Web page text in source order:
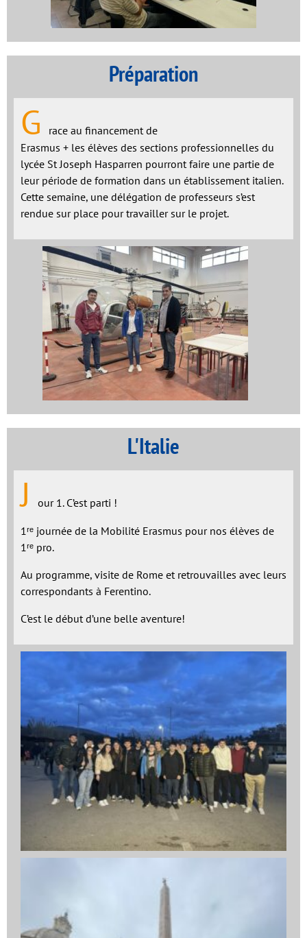
Préparation
G
race au financement de
Erasmus + les élèves des sections professionnelles du
lycée St Joseph Hasparren pourront faire une partie de
leur période de formation dans un établissement italien.
Cette semaine, une délégation de professeurs s’est
rendue sur place pour travailler sur le projet.
L'Italie
J our 1. C’est parti !
1ʳᵉ journée de la Mobilité Erasmus pour nos élèves de
1ʳᵉ pro.
Au programme, visite de Rome et retrouvailles avec leurs
correspondants à Ferentino.
C’est le début d’une belle aventure!